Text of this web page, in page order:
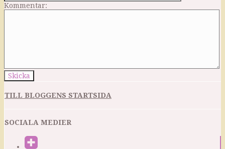
Kommentar:
TILL BLOGGENS STARTSIDA
SOCIALA MEDIER